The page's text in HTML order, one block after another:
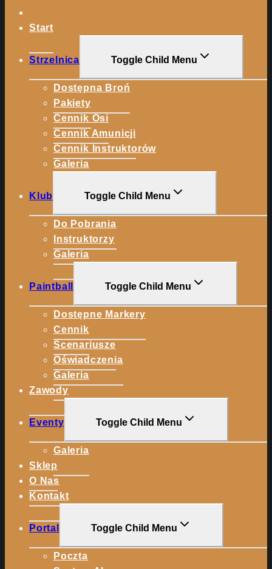
Start
Strzelnica Toggle Child Menu
Dostępna Broń
Pakiety
Cennik Osi
Cennik Amunicji
Cennik Instruktorów
Galeria
Klub Toggle Child Menu
Do Pobrania
Instruktorzy
Galeria
Paintball Toggle Child Menu
Dostępne Markery
Cennik
Scenariusze
Oświadczenia
Galeria
Zawody
Eventy Toggle Child Menu
Galeria
Sklep
O Nas
Kontakt
Portal Toggle Child Menu
Poczta